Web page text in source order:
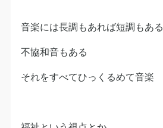
音楽には長調もあれば短調もある
不協和音もある
それをすべてひっくるめて音楽